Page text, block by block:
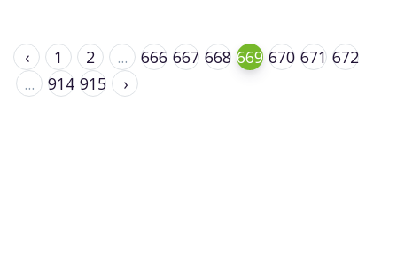
‹ 1 2 ... 666 667 668 669 670 671 672
...
914 915 ›